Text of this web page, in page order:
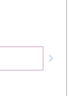
Next